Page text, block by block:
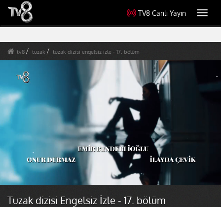
TV8 Canlı Yayın
tv8 tuzak tuzak dizisi engelsiz izle - 17. bölüm
Tuzak dizisi Engelsiz İzle - 17. bölüm